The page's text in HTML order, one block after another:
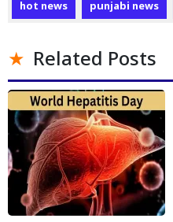
hot news
punjabi news
Related Posts